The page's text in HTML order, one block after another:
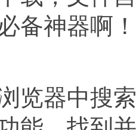
备神器啊！
览器中搜